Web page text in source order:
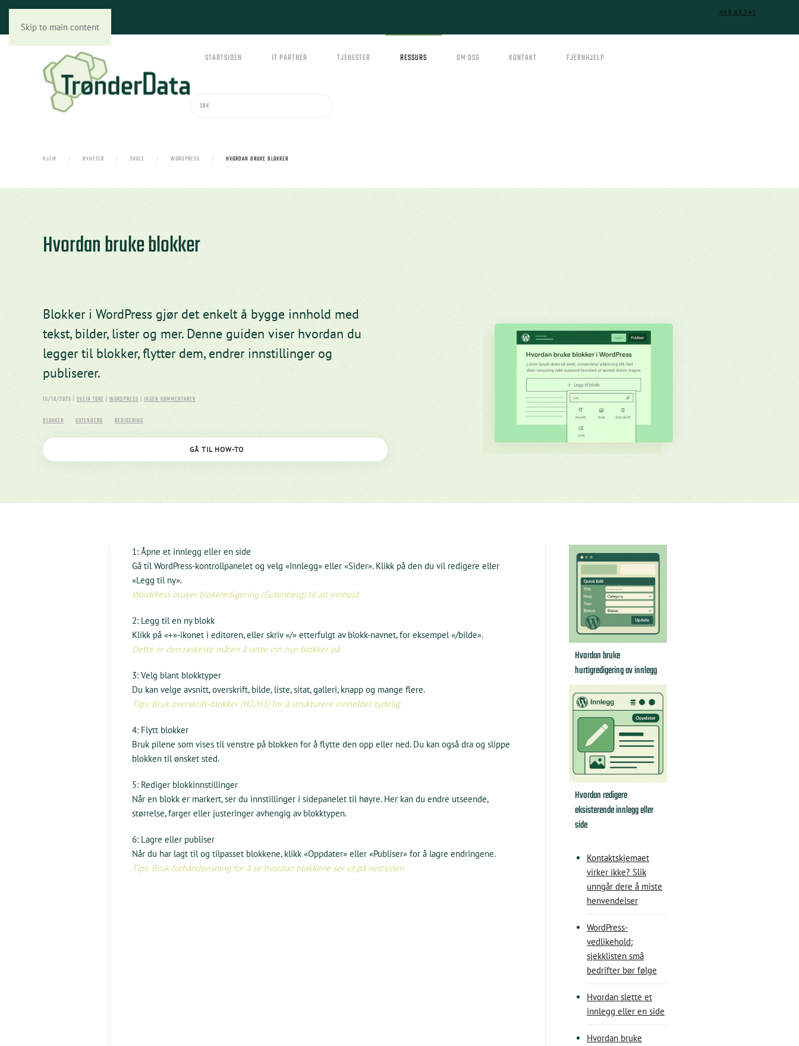
Skip to main content
469 63 541
STARTSIDEN IT PARTNER TJENESTER RESSURS OM OSS KONTAKT FJERNHJELP
HJEM NYHETER SKOLE WORDPRESS HVORDAN BRUKE BLOKKER
Hvordan bruke blokker
Blokker i WordPress gjør det enkelt å bygge innhold med
tekst, bilder, lister og mer. Denne guiden viser hvordan du
legger til blokker, flytter dem, endrer innstillinger og
publiserer.
15/10/2025 | SVEIN TORE | WORDPRESS | INGEN KOMMENTARER
BLOKKER GUTENBERG REDIGERING
GÅ TIL HOW-TO
1: Åpne et innlegg eller en side
Gå til WordPress-kontrollpanelet og velg «Innlegg» eller «Sider». Klikk på den du vil redigere eller
«Legg til ny».
WordPress bruker blokkredigering (Gutenberg) til alt innhold.
2: Legg til en ny blokk
Klikk på «+»-ikonet i editoren, eller skriv «/» etterfulgt av blokk-navnet, for eksempel «/bilde».
Dette er den raskeste måten å sette inn nye blokker på.
3: Velg blant blokktyper
Du kan velge avsnitt, overskrift, bilde, liste, sitat, galleri, knapp og mange flere.
Tips: Bruk overskrift-blokker (H2/H3) for å strukturere innholdet tydelig.
4: Flytt blokker
Bruk pilene som vises til venstre på blokken for å flytte den opp eller ned. Du kan også dra og slippe
blokken til ønsket sted.
5: Rediger blokkinnstillinger
Når en blokk er markert, ser du innstillinger i sidepanelet til høyre. Her kan du endre utseende,
størrelse, farger eller justeringer avhengig av blokktypen.
6: Lagre eller publiser
Når du har lagt til og tilpasset blokkene, klikk «Oppdater» eller «Publiser» for å lagre endringene.
Tips: Bruk forhåndsvisning for å se hvordan blokkene ser ut på nettsiden.
Hvordan bruke
hurtigredigering av innlegg
Hvordan redigere
eksisterende innlegg eller
side
Kontaktskjemaet
virker ikke? Slik
unngår dere å miste
henvendelser
WordPress-
vedlikehold:
sjekklisten små
bedrifter bør følge
Hvordan slette et
innlegg eller en side
Hvordan bruke